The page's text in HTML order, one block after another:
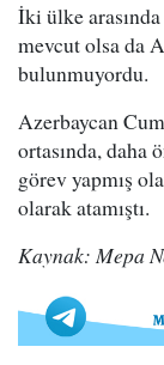
İki ülke
mevcut olsa da
bulunmuyordu.
Azerbaycan
ortasında, daha
görev yapmış
olarak atamıştı.
Kaynak: Mepa